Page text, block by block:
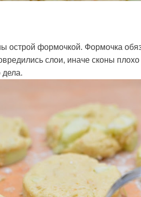
острой формочкой. Формочка
слои, иначе сконы
дела.